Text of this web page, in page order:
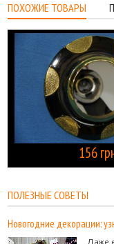
ПОХОЖИЕ ТОВАРЫ
156
ПОЛЕЗНЫЕ СОВЕТЫ
Новогодние декорации:
Даже